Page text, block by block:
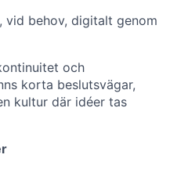
behov, digitalt genom
och
korta beslutsvägar,
kultur där idéer tas